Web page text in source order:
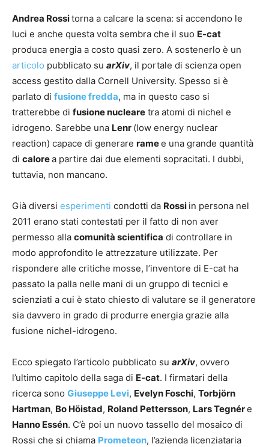
Andrea Rossitorna a calcare la scena: si accendono le
luci e anche questa volta sembra che il suo E-cat
produca energia a costo quasi zero. A sostenerlo è un
articolo pubblicato su arXiv, il portale di scienza open
access gestito dalla Cornell University. Spesso si è
parlato di fusione fredda, ma in questo caso si
tratterebbe di fusione nucleare tra atomi di nichel e
idrogeno. Sarebbe una Lenr (low energy nuclear
reaction) capace di generare ramee una grande quantità
di calorea partire dai due elementi sopracitati. I dubbi,
tuttavia, non mancano.
Già diversi esperimenti condotti da Rossi in persona nel
2011 erano stati contestati per il fatto di non aver
permesso alla comunità scientifica di controllare in
modo approfondito le attrezzature utilizzate. Per
rispondere alle critiche mosse, l’inventore di E-cat ha
passato la palla nelle mani di un gruppo di tecnici e
scienziati a cui è stato chiesto di valutare se il generatore
sia davvero in grado di produrre energia grazie alla
fusione nichel-idrogeno.
Ecco spiegato l’articolo pubblicato su arXiv, ovvero
l’ultimo capitolo della saga di E-cat. I firmatari della
ricerca sono Giuseppe Levi, Evelyn Foschi, Torbjörn
Hartman, Bo Höistad, Roland Pettersson, Lars Tegnére
Hanno Essén. C’è poi un nuovo tassello del mosaico di
Rossi che si chiama Prometeon, l’azienda licenziataria